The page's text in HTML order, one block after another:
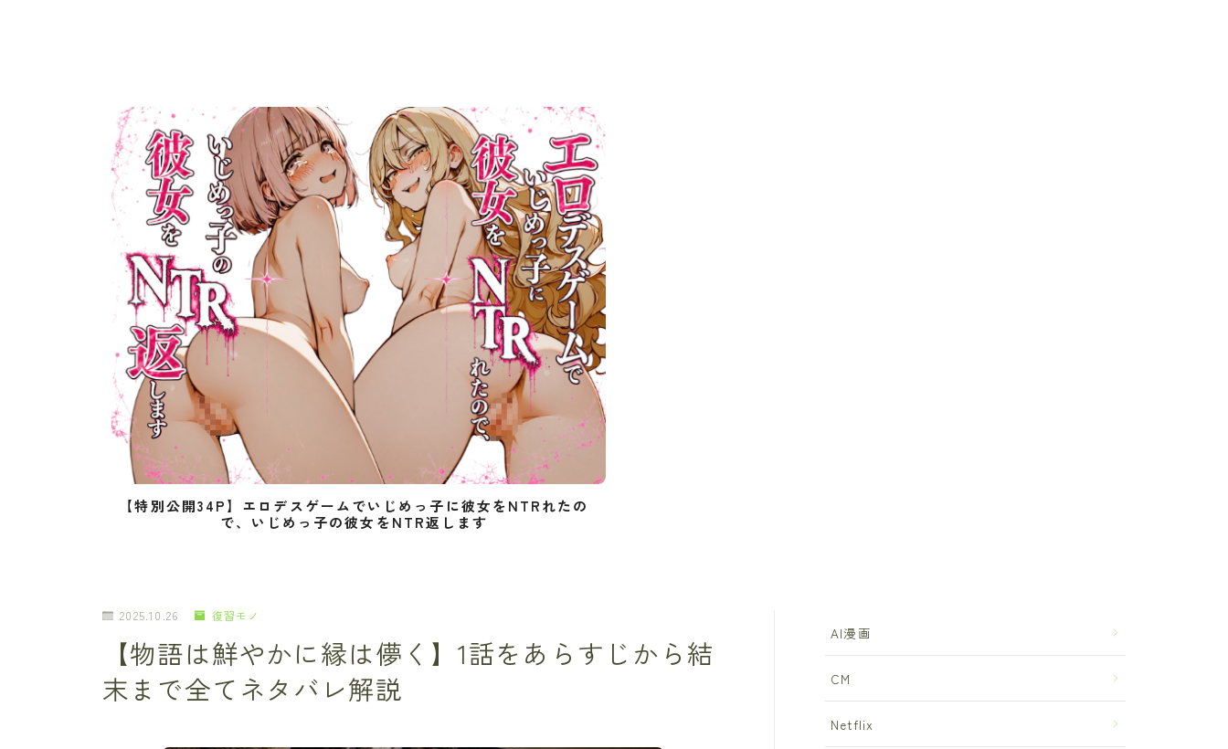
【特別公開34P】エロデスゲームでいじめっ子に彼女をNTRれたの
で、いじめっ子の彼女をNTR返します
2025.10.26 復習モノ
【物語は鮮やかに縁は儚く】1話をあらすじから結
末まで全てネタバレ解説
AI漫画
CM
Netflix